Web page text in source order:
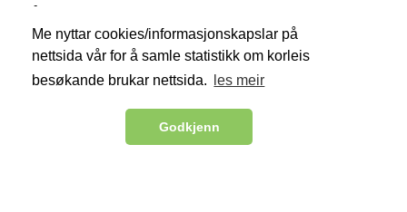
Me nyttar cookies/informasjonskapslar på
nettsida vår for å samle statistikk om korleis
besøkande brukar nettsida.
les meir
Godkjenn
fokus.
Velkomen til Etne IL Turn – der rørsle møter